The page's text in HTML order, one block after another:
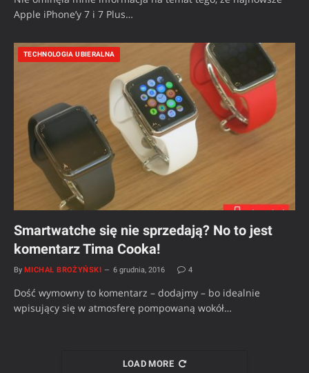
Apple iPhone’y 7 i 7 Plus…
TECHNOLOGIA UBIERALNA
Smartwatche się nie sprzedają? No to jest
komentarz Tima Cooka!
By MICHAŁ BROŻYŃSKI 6 grudnia, 2016 4
Dość wymowny to komentarz – dodajmy – bo idealnie
wpisujący się w atmosferę pompowaną wokół…
LOAD MORE